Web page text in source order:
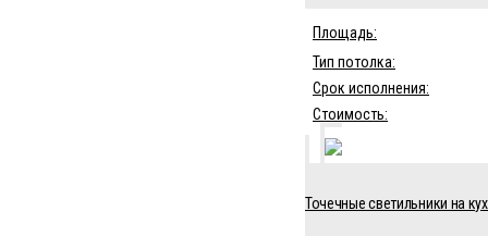
Площадь:
Тип потолка:
Срок исполнения:
Стоимость:
Точечные светильники на